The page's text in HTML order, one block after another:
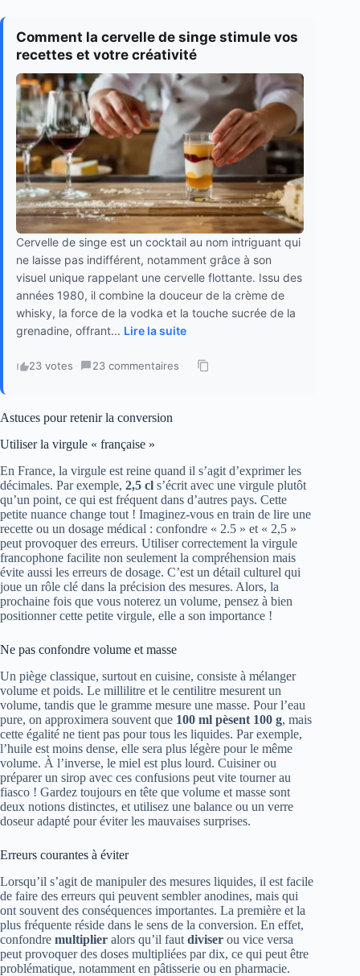
Comment la cervelle de singe stimule vos
recettes et votre créativité
Cervelle de singe est un cocktail au nom intriguant qui
ne laisse pas indifférent, notamment grâce à son
visuel unique rappelant une cervelle flottante. Issu des
années 1980, il combine la douceur de la crème de
whisky, la force de la vodka et la touche sucrée de la
grenadine, offrant... Lire la suite
23 votes · 23 commentaires ·
Astuces pour retenir la conversion
Utiliser la virgule « française »
En France, la virgule est reine quand il s’agit d’exprimer les
décimales. Par exemple, 2,5 cl s’écrit avec une virgule plutôt
qu’un point, ce qui est fréquent dans d’autres pays. Cette
petite nuance change tout ! Imaginez-vous en train de lire une
recette ou un dosage médical : confondre « 2.5 » et « 2,5 »
peut provoquer des erreurs. Utiliser correctement la virgule
francophone facilite non seulement la compréhension mais
évite aussi les erreurs de dosage. C’est un détail culturel qui
joue un rôle clé dans la précision des mesures. Alors, la
prochaine fois que vous noterez un volume, pensez à bien
positionner cette petite virgule, elle a son importance !
Ne pas confondre volume et masse
Un piège classique, surtout en cuisine, consiste à mélanger
volume et poids. Le millilitre et le centilitre mesurent un
volume, tandis que le gramme mesure une masse. Pour l’eau
pure, on approximera souvent que 100 ml pèsent 100 g, mais
cette égalité ne tient pas pour tous les liquides. Par exemple,
l’huile est moins dense, elle sera plus légère pour le même
volume. À l’inverse, le miel est plus lourd. Cuisiner ou
préparer un sirop avec ces confusions peut vite tourner au
fiasco ! Gardez toujours en tête que volume et masse sont
deux notions distinctes, et utilisez une balance ou un verre
doseur adapté pour éviter les mauvaises surprises.
Erreurs courantes à éviter
Lorsqu’il s’agit de manipuler des mesures liquides, il est facile
de faire des erreurs qui peuvent sembler anodines, mais qui
ont souvent des conséquences importantes. La première et la
plus fréquente réside dans le sens de la conversion. En effet,
confondre multiplier alors qu’il faut diviser ou vice versa
peut provoquer des doses multipliées par dix, ce qui peut être
problématique, notamment en pâtisserie ou en pharmacie.